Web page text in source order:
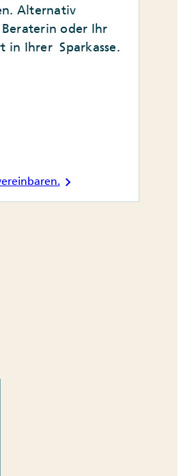
Alternativ
oder Ihr
in Ihrer Sparkasse.
chevron_right